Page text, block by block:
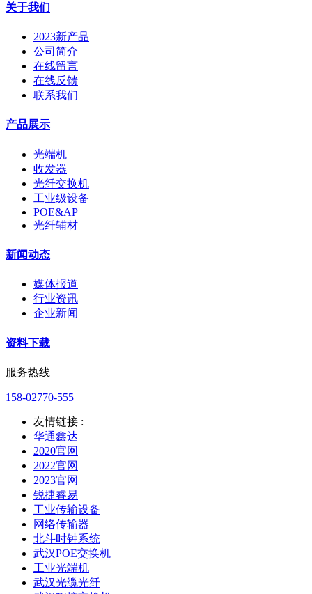
关于我们
2023新产品
公司简介
在线留言
在线反馈
联系我们
产品展示
光端机
收发器
光纤交换机
工业级设备
POE&AP
光纤辅材
新闻动态
媒体报道
行业资讯
企业新闻
资料下载
服务热线
158-02770-555
友情链接 :
华通鑫达
2020官网
2022官网
2023官网
锐捷睿易
工业传输设备
网络传输器
北斗时钟系统
武汉POE交换机
工业光端机
武汉光缆光纤